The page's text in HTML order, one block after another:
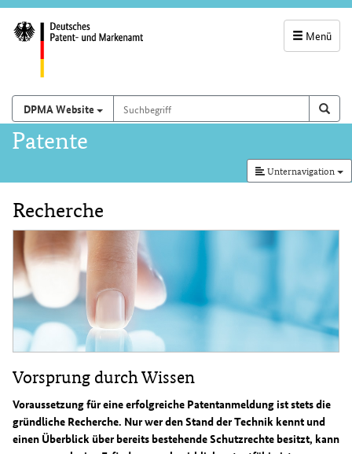
Menü
und
Suchfeld
Suchen auf
DPMA Website Suchbegriff
Hauptnavigation
Patente
Unternavigation
Inhalt
Recherche
Vorsprung durch Wissen
Voraussetzung für eine erfolgreiche Patentanmeldung ist stets die
gründliche Recherche. Nur wer den Stand der Technik kennt und
einen Überblick über bereits bestehende Schutzrechte besitzt, kann